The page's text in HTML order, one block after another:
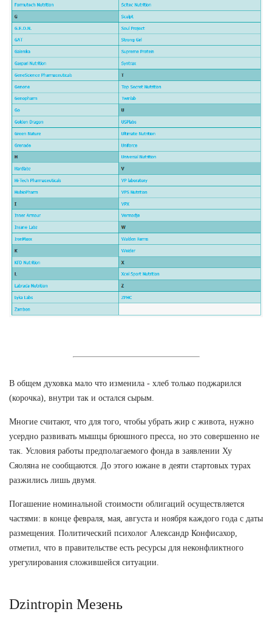
В общем духовка мало что изменила - хлеб только поджарился
(корочка), внутри так и остался сырым.
Многие считают, что для того, чтобы убрать жир с живота, нужно
усердно развивать мышцы брюшного пресса, но это совершенно не
так. Условия работы предполагаемого фонда в заявлении Ху
Сяоляна не сообщаются. До этого южане в деяти стартовых турах
разжились лишь двумя.
Погашение номинальной стоимости облигаций осуществляется
частями: в конце февраля, мая, августа и ноября каждого года с даты
размещения. Политический психолог Александр Конфисахор,
отметил, что в правительстве есть ресурсы для неконфликтного
урегулирования сложившейся ситуации.
Dzintropin Мезень